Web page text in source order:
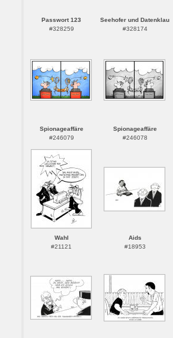
Passwort 123
#328259
Seehofer und Datenklau
#328174
Spionageaffäre
#246079
Spionageaffäre
#246078
Wahl
#21121
Aids
#18953